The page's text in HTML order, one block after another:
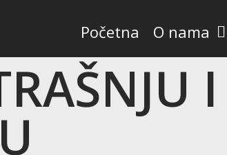
Početna O nama
I